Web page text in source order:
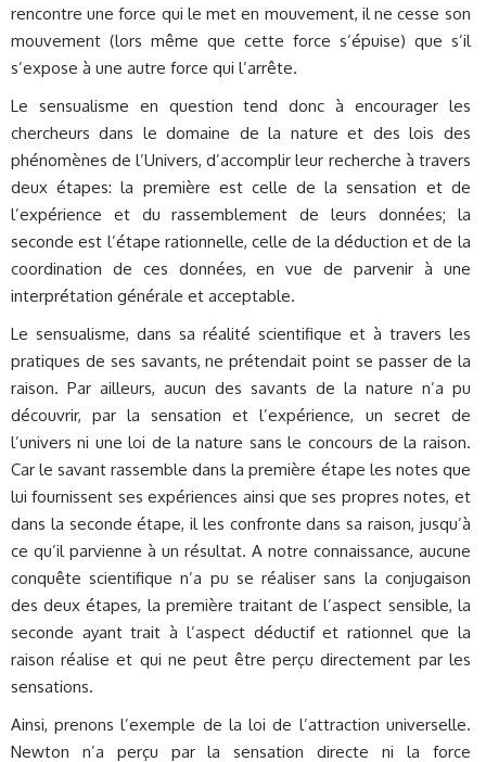
rencontre une force qui le met en mouvement, il ne cesse son
mouvement (lors même que cette force s’épuise) que s’il
s’expose à une autre force qui l’arrête.
Le sensualisme en question tend donc à encourager les
chercheurs dans le domaine de la nature et des lois des
phénomènes de l’Univers, d’accomplir leur recherche à travers
deux étapes: la première est celle de la sensation et de
l’expérience et du rassemblement de leurs données; la
seconde est l’étape rationnelle, celle de la déduction et de la
coordination de ces données, en vue de parvenir à une
interprétation générale et acceptable.
Le sensualisme, dans sa réalité scientifique et à travers les
pratiques de ses savants, ne prétendait point se passer de la
raison. Par ailleurs, aucun des savants de la nature n’a pu
découvrir, par la sensation et l’expérience, un secret de
l’univers ni une loi de la nature sans le concours de la raison.
Car le savant rassemble dans la première étape les notes que
lui fournissent ses expériences ainsi que ses propres notes, et
dans la seconde étape, il les confronte dans sa raison, jusqu’à
ce qu’il parvienne à un résultat. A notre connaissance, aucune
conquête scientifique n’a pu se réaliser sans la conjugaison
des deux étapes, la première traitant de l’aspect sensible, la
seconde ayant trait à l’aspect déductif et rationnel que la
raison réalise et qui ne peut être perçu directement par les
sensations.
Ainsi, prenons l’exemple de la loi de l’attraction universelle.
Newton n’a perçu par la sensation directe ni la force